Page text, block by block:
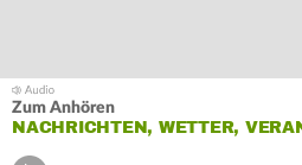
Zum Anhören
NACHRICHTEN, WETTER,